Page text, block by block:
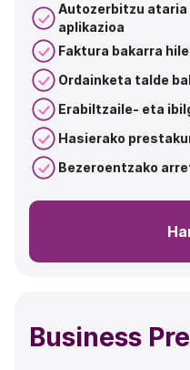
Autozerbitzu
aplikazioa
Faktura bakarra
Ordainketa talde
Erabiltzaile- eta
Hasierako
Bezeroentzako
Business